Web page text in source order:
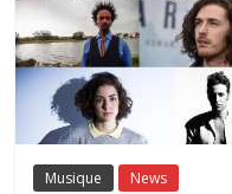
Musique News